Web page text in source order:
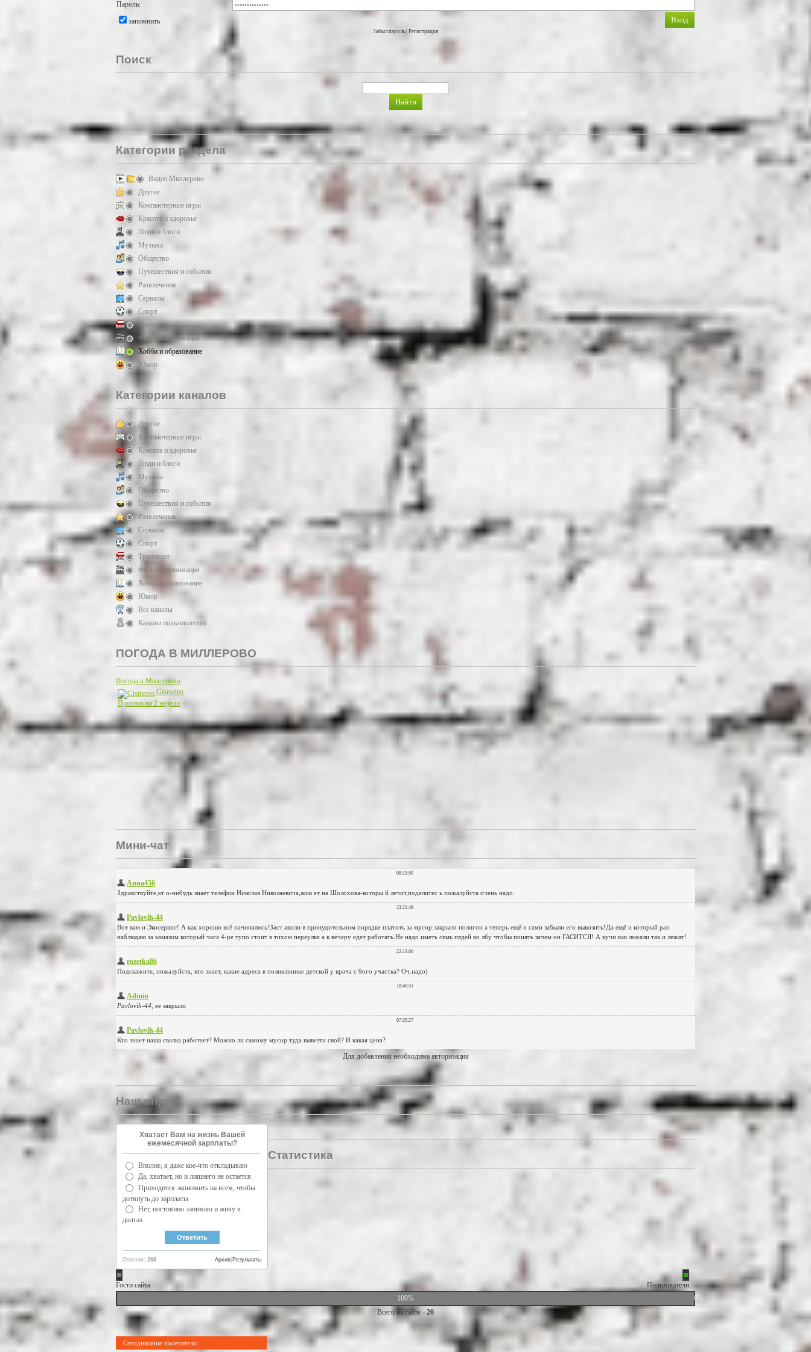
Пароль:
запомнить
Забыл пароль Регистрация
Поиск
Категории раздела
Видео Миллерово
Другое
Компьютерные игры
Красота и здоровье
Люди и блоги
Музыка
Общество
Путешествия и события
Развлечения
Сериалы
Спорт
Транспорт
Фильмы и анимация
Хобби и образование
Юмор
Категории каналов
Другое
Компьютерные игры
Красота и здоровье
Люди и блоги
Музыка
Общество
Путешествия и события
Развлечения
Сериалы
Спорт
Транспорт
Фильмы и анимация
Хобби и образование
Юмор
Все каналы
Каналы пользователей
ПОГОДА В МИЛЛЕРОВО
Погода в Миллерово
Gismeteo
Прогноз на 2 недели
Мини-чат
Для добавления необходима авторизация
Наш опрос
Хватает Вам на жизнь Вашей
ежемесячной зарплаты?
Вполне, я даже кое-что откладываю
Да, хватает, но и лишнего не остается
Приходится экономить на всем, чтобы
дотянуть до зарплаты
Нет, постоянно занимаю и живу в
долгах
Ответов: 268 Результаты
Архив
Статистика
Гости сайта
Пользователи
100%
0%
Всего на сайте -20
Сегодняшние посетители: